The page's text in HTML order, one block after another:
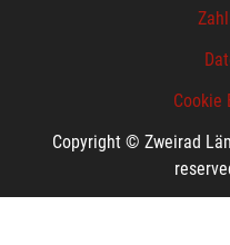
Cookie
Copyright © Zweirad